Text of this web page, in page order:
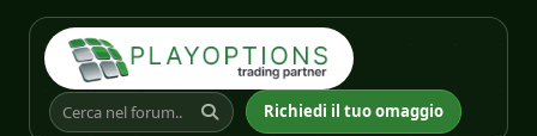
Richiedi il tuo omaggio